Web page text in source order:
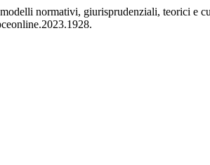
normativi, giurisprudenziali, teorici e